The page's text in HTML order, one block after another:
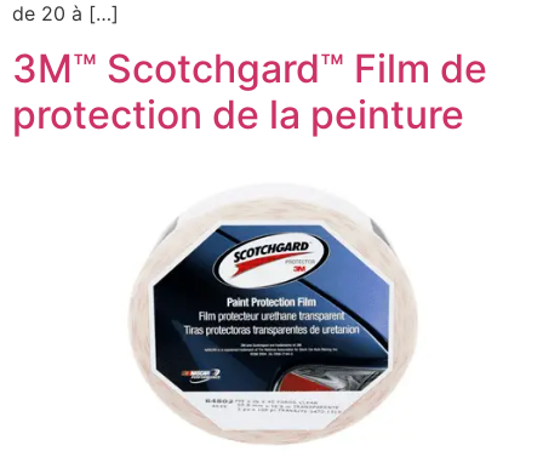
de 20 à […]
3M™ Scotchgard™ Film de
protection de la peinture